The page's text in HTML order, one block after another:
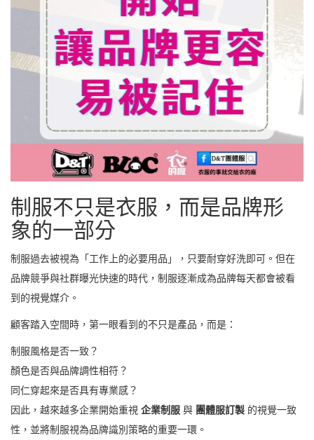
制服不只是衣服，而是品牌形
象的一部分
制服過去被視為「工作上的必要用品」，只要耐穿好洗即可。但在
品牌競爭與社群曝光快速的時代，制服逐漸成為品牌每天都會被看
到的視覺媒介。
顧客踏入空間時，第一眼看到的不只是產品，而是：
制服風格是否一致？
顏色是否與品牌調性相符？
同仁穿起來是否具有專業感？
因此，越來越多企業開始重視 企業制服 與 團體服訂製 的視覺一致
性，並將制服視為品牌識別策略的重要一環。